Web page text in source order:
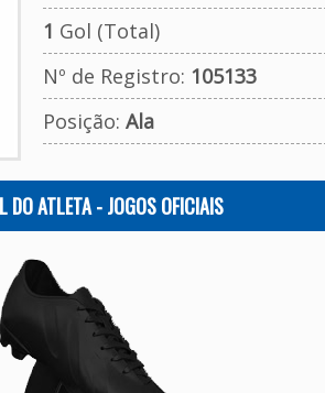
1 Gol (Total)
Nº de Registro: 105133
Posição: Ala
DO ATLETA - JOGOS OFICIAIS